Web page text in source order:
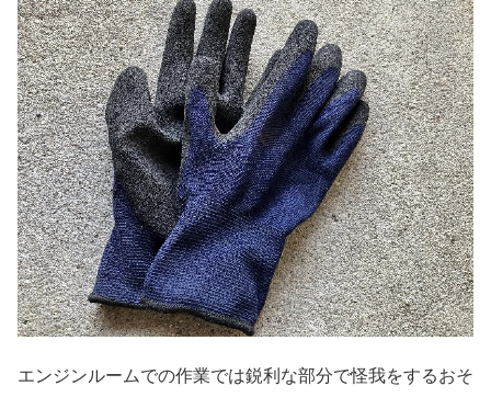
エンジンルームでの作業では鋭利な部分で怪我をするおそ